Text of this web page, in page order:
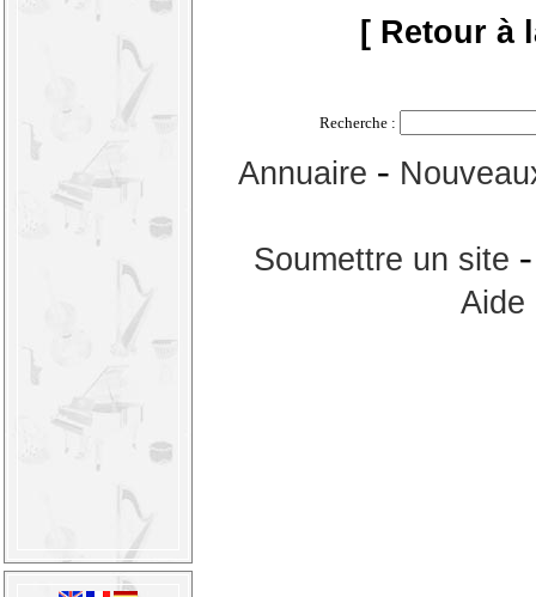
[ Retour à
Recherche :
Annuaire -
Soumettre un site
Aide